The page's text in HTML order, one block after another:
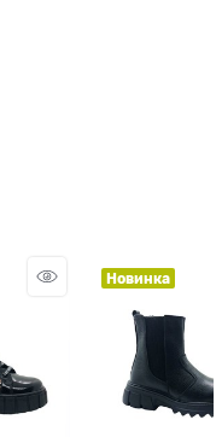
Новинка